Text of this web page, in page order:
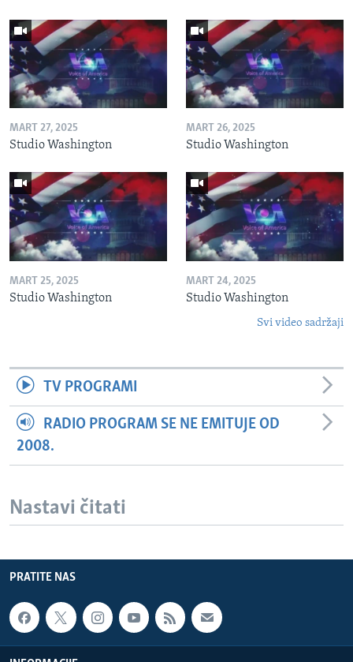
MART 27, 2025
Studio Washington
MART 26, 2025
Studio Washington
MART 25, 2025
Studio Washington
MART 24, 2025
Studio Washington
Svi video sadržaji
TV PROGRAMI
RADIO PROGRAM SE NE EMITUJE OD
2008.
Nastavi čitati
PRATITE NAS